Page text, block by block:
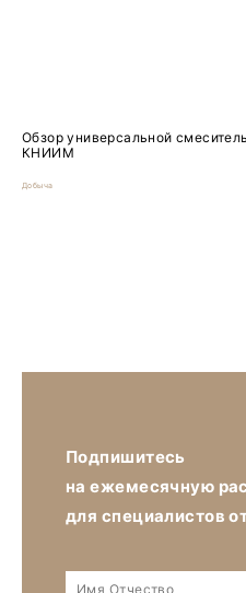
Обзор универсальной
КНИИМ
Добыча
Подпишитесь
на ежемесячную
для специалистов